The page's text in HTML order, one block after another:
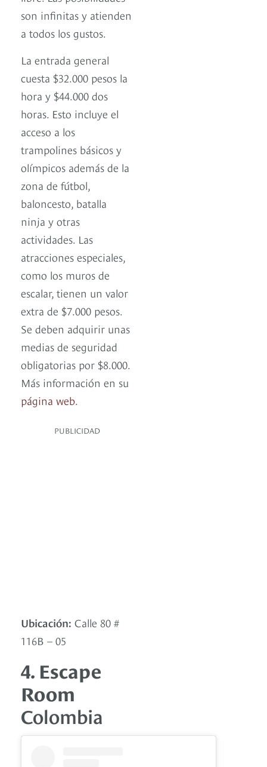
son infinitas y atienden
a todos los gustos.
La entrada general
cuesta $32.000 pesos la
hora y $44.000 dos
horas. Esto incluye el
acceso a los
trampolines básicos y
olímpicos además de la
zona de fútbol,
baloncesto, batalla
ninja y otras
actividades. Las
atracciones especiales,
como los muros de
escalar, tienen un valor
extra de $7.000 pesos.
Se deben adquirir unas
medias de seguridad
obligatorias por $8.000.
Más información en su
página web
PUBLICIDAD
Ubicación: Calle 80 #
116B – 05
4. Escape
Room
Colombia